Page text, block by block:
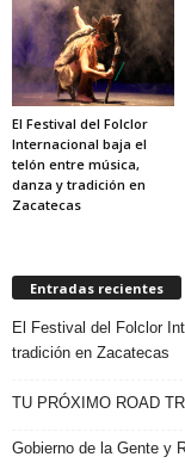
El Festival del Folclor
Internacional baja el
telón entre música,
danza y tradición en
Zacatecas
Entradas recientes
El Festival del Folclor
tradición en Zacatecas
TU PRÓXIMO ROAD
Gobierno de la Gente y